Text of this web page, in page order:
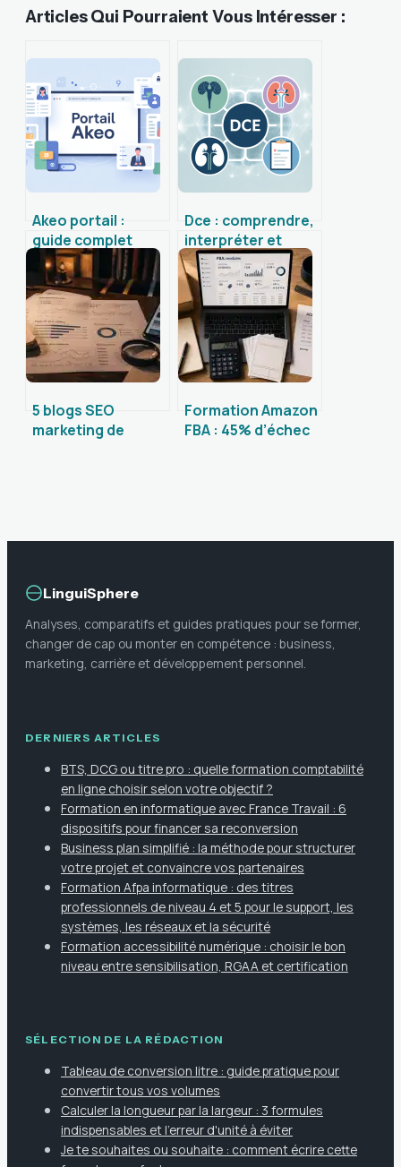
Articles Qui Pourraient Vous Intéresser :
Akeo portail :
guide complet
pour accéder et
utiliser votre
espace en ligne
Dce : comprendre,
interpréter et
utiliser l’examen en
pratique clinique
5 blogs SEO
marketing de
Formation Amazon
FBA : 45% d’échec
LinguiSphere
Analyses, comparatifs et guides pratiques pour se former,
changer de cap ou monter en compétence : business,
marketing, carrière et développement personnel.
DERNIERS ARTICLES
BTS, DCG ou titre pro : quelle formation comptabilité
en ligne choisir selon votre objectif ?
Formation en informatique avec France Travail : 6
dispositifs pour financer sa reconversion
Business plan simplifié : la méthode pour structurer
votre projet et convaincre vos partenaires
Formation Afpa informatique : des titres
professionnels de niveau 4 et 5 pour le support, les
systèmes, les réseaux et la sécurité
Formation accessibilité numérique : choisir le bon
niveau entre sensibilisation, RGAA et certification
SÉLECTION DE LA RÉDACTION
Tableau de conversion litre : guide pratique pour
convertir tous vos volumes
Calculer la longueur par la largeur : 3 formules
indispensables et l'erreur d'unité à éviter
Je te souhaites ou souhaite : comment écrire cette